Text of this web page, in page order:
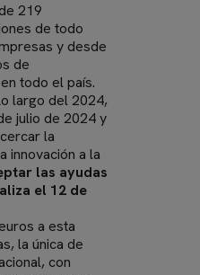
219
de todo
y desde
de
todo el país.
largo del 2024,
julio de 2024 y
la
innovación a la
las ayudas
el 12 de
a esta
la única de
con